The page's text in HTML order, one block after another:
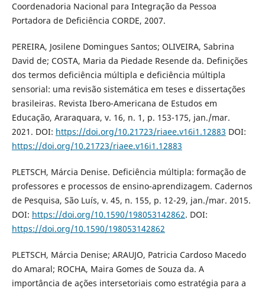
Coordenadoria Nacional para Integração da Pessoa
Portadora de Deficiência CORDE, 2007.
PEREIRA, Josilene Domingues Santos; OLIVEIRA, Sabrina
David de; COSTA, Maria da Piedade Resende da. Definições
dos termos deficiência múltipla e deficiência múltipla
sensorial: uma revisão sistemática em teses e dissertações
brasileiras. Revista Ibero-Americana de Estudos em
Educação, Araraquara, v. 16, n. 1, p. 153-175, jan./mar.
2021. DOI: https://doi.org/10.21723/riaee.v16i1.12883 DOI:
https://doi.org/10.21723/riaee.v16i1.12883
PLETSCH, Márcia Denise. Deficiência múltipla: formação de
professores e processos de ensino-aprendizagem. Cadernos
de Pesquisa, São Luís, v. 45, n. 155, p. 12-29, jan./mar. 2015.
DOI: https://doi.org/10.1590/198053142862. DOI:
https://doi.org/10.1590/198053142862
PLETSCH, Márcia Denise; ARAUJO, Patricia Cardoso Macedo
do Amaral; ROCHA, Maira Gomes de Souza da. A
importância de ações intersetoriais como estratégia para a